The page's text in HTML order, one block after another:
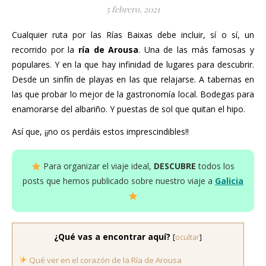
5 febrero, 2021
Cualquier ruta por las Rías Baixas debe incluir, sí o sí, un
recorrido por la ría de Arousa. Una de las más famosas y
populares. Y en la que hay infinidad de lugares para descubrir.
Desde un sinfín de playas en las que relajarse. A tabernas en
las que probar lo mejor de la gastronomía local. Bodegas para
enamorarse del albariño. Y puestas de sol que quitan el hipo.
Así que, ¡¡no os perdáis estos imprescindibles!!
Para organizar el viaje ideal, DESCUBREtodos los
posts que hemos publicado sobre nuestro viaje a Galicia
¿Qué vas a encontrar aquí? [ocultar]
Qué ver en el corazón de la Ría de Arousa